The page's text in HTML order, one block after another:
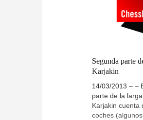
Segunda parte
Karjakin
14/03/2013 – –
parte de la
Karjakin cuenta
coches